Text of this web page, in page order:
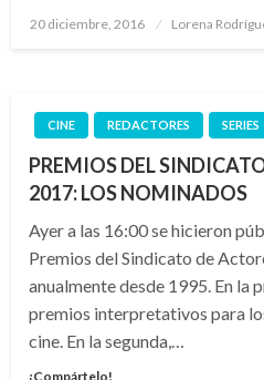
Publicado
20 diciembre, 2016 Lorena
CINE REDACTORES SERIES
PREMIOS DEL
2017: LOS NOMINADOS
Ayer a las 16:00 se hicieron
Premios del Sindicato de
anualmente desde 1995. En la
premios interpretativos para
cine. En la segunda,…
¡Compártelo!